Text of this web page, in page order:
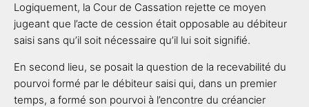
Logiquement, la Cour de Cassation rejette ce moyen
jugeant que l’acte de cession était opposable au débiteur
saisi sans qu’il soit nécessaire qu’il lui soit signifié.
En second lieu, se posait la question de la recevabilité du
pourvoi formé par le débiteur saisi qui, dans un premier
temps, a formé son pourvoi à l’encontre du créancier